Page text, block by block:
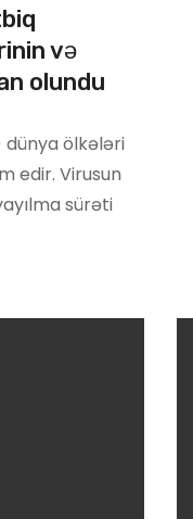
və
olundu
dünya ölkələri
edir. Virusun
sürəti